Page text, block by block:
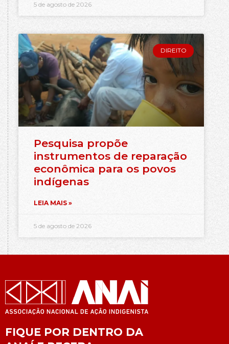
5 de agosto de 2026
DIREITO
Pesquisa propõe
instrumentos de reparação
econômica para os povos
indígenas
LEIA MAIS »
5 de agosto de 2026
FIQUE POR DENTRO DA